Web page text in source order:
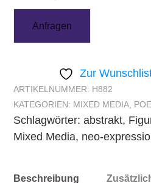
Anfragen
Zur
ARTIKELNUMMER: H882
KATEGORIEN: MIXED MEDIA
Schlagwörter: abstrakt,
Mixed Media, neo-
Beschreibung